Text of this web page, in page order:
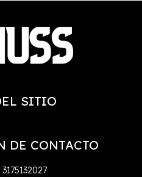
SITIO
DE CONTACTO